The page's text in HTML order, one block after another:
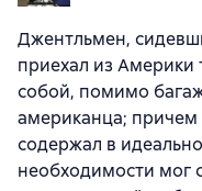
Джентльмен,
приехал из Америки
собой, помимо
американца; причем
содержал в
необходимости мог